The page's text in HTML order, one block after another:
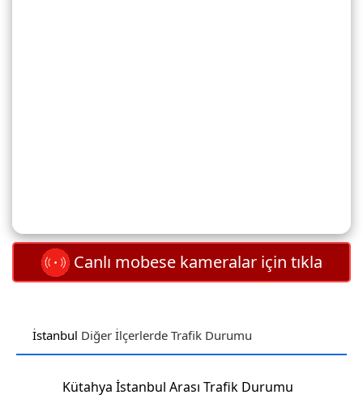
Canlı mobese kameralar için tıkla
İstanbul Diğer İlçerlerde Trafik Durumu
Kütahya İstanbul Arası Trafik Durumu